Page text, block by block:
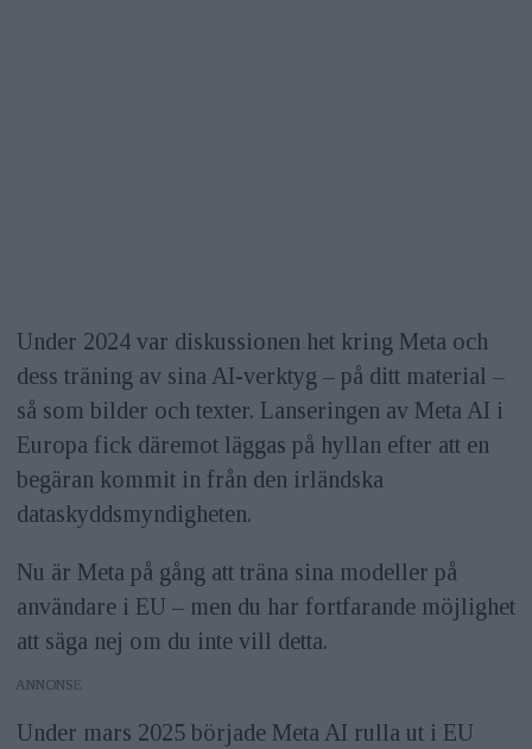
Under 2024 var diskussionen het kring Meta och
dess träning av sina AI-verktyg – på ditt material –
så som bilder och texter. Lanseringen av Meta AI i
Europa fick däremot läggas på hyllan efter att en
begäran kommit in från den irländska
dataskyddsmyndigheten.
Nu är Meta på gång att träna sina modeller på
användare i EU – men du har fortfarande möjlighet
att säga nej om du inte vill detta.
ANNONS
Under mars 2025 började Meta AI rulla ut i EU